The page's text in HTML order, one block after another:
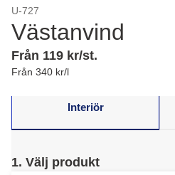
U-727
Västanvind
Från 119 kr/st.
Från 340 kr/l
Interiör
1. Välj produkt